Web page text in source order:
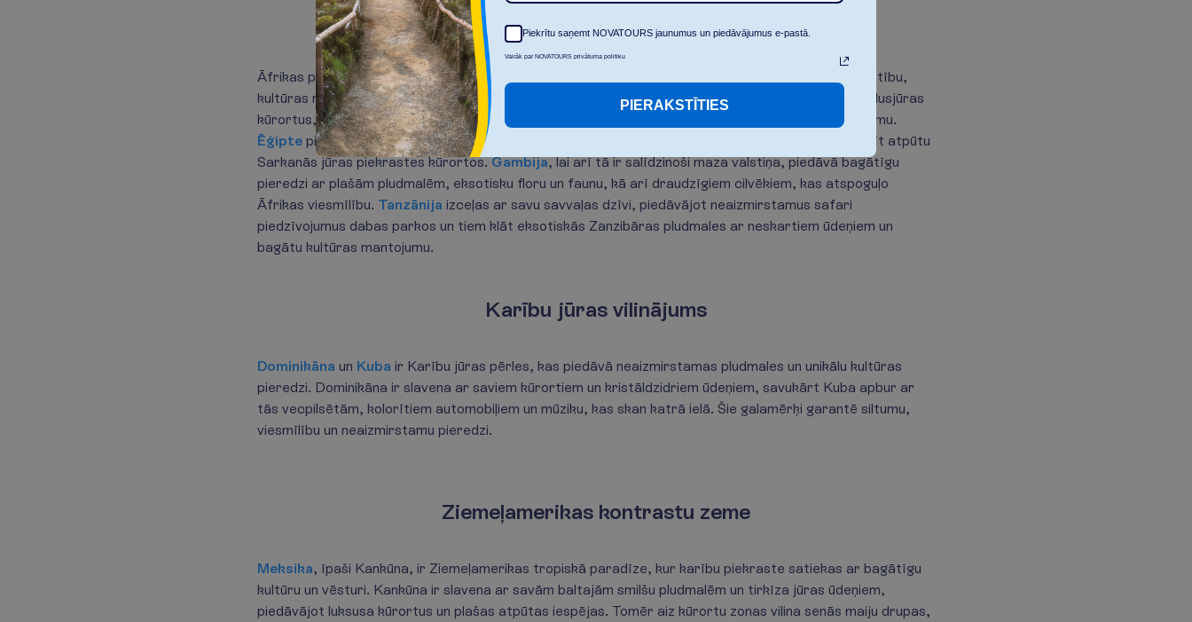
Āfrikas piekraste
Āfrikas piekraste piedāvā aizraujošu un daudzveidīgu ceļojumu pieredzi, apvienojot vēstures bagātību,
kultūras mantojumu un elpu aizraujošas dabas ainavas.
Tunisijaaicina iepazīt savus gleznainos Vidusjūras
kūrortus, senās Kartāgas drupas un burvīgus tirgus, kur mūsdienu dzīve saplūst ar senatnīgu šarmu.
Ēģiptepiedāvā iespēju apmeklēt ikoniskās Gīzas piramīdas, izpētīt seno faraonu vēsturi un baudīt atpūtu
Sarkanās jūras piekrastes kūrortos.Gambija, lai arī tā ir salīdzinoši maza valstiņa, piedāvā bagātīgu
pieredzi ar plašām pludmalēm, eksotisku floru un faunu, kā arī draudzīgiem cilvēkiem, kas atspoguļo
Āfrikas viesmīlību. Tanzānija izceļas ar savu savvaļas dzīvi, piedāvājot neaizmirstamus safari
piedzīvojumus dabas parkos un tiem klāt eksotiskās Zanzibāras pludmales ar neskartiem ūdeņiem un
bagātu kultūras mantojumu.
Karību jūras vilinājums
Dominikāna un Kubair Karību jūras pērles, kas piedāvā neaizmirstamas pludmales un unikālu kultūras
pieredzi. Dominikāna ir slavena ar saviem kūrortiem un kristāldzidriem ūdeņiem, savukārt Kuba apbur ar
tās vecpilsētām, kolorītiem automobiļiem un mūziku, kas skan katrā ielā. Šie galamērķi garantē siltumu,
viesmīlību un neaizmirstamu pieredzi.
Ziemeļamerikas kontrastu zeme
Meksika, īpaši Kankūna, ir Ziemeļamerikas tropiskā paradīze, kur karību piekraste satiekas ar bagātīgu
kultūru un vēsturi. Kankūna ir slavena ar savām baltajām smilšu pludmalēm un tirkīza jūras ūdeņiem,
piedāvājot luksusa kūrortus un plašas atpūtas iespējas. Tomēr aiz kūrortu zonas vilina senās maiju drupas,
Piekrītu saņemt NOVATOURS jaunumus un piedāvājumus e-pastā.
Vairāk par NOVATOURS privātuma politiku
PIERAKSTĪTIES